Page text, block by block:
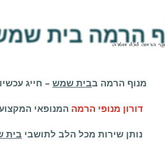
הרמה בית
מנוף הרמה בבית שמש– חייג עכשיו 054-6601485
דורון מנופי הרמה המנופאי
נותן שירות מכל הלב לתושבי בית